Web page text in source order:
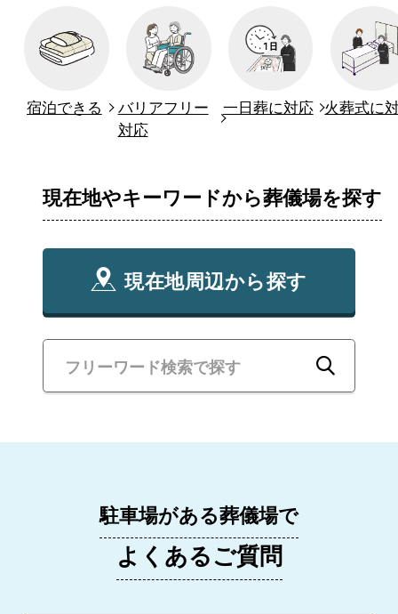
宿泊できる
バリアフリー
対応
一日葬に対応 火葬式に
現在地やキーワードから葬儀場を探す
現在地周辺から探す
駐車場がある葬儀場で
よくあるご質問